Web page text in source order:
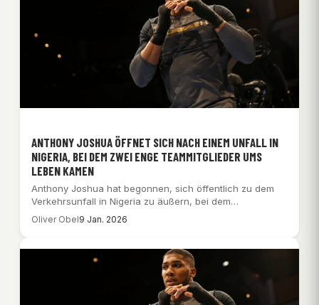
ANTHONY JOSHUA ÖFFNET SICH NACH EINEM UNFALL IN
NIGERIA, BEI DEM ZWEI ENGE TEAMMITGLIEDER UMS
LEBEN KAMEN
Anthony Joshua hat begonnen, sich öffentlich zu dem
Verkehrsunfall in Nigeria zu äußern, bei dem…
Oliver Obel9 Jan. 2026